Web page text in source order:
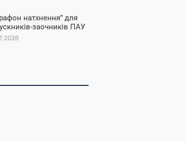
натхнення” для
заочників ПАУ